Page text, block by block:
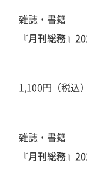
雑誌・書籍
『月刊総務』
1,100円（税込）
雑誌・書籍
『月刊総務』